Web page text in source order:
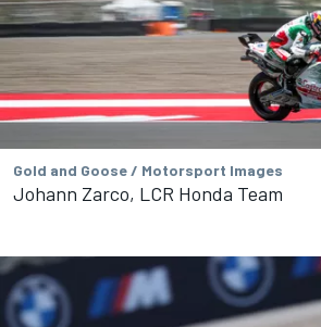
Gold and Goose / Motorsport Images
Johann Zarco, LCR Honda Team